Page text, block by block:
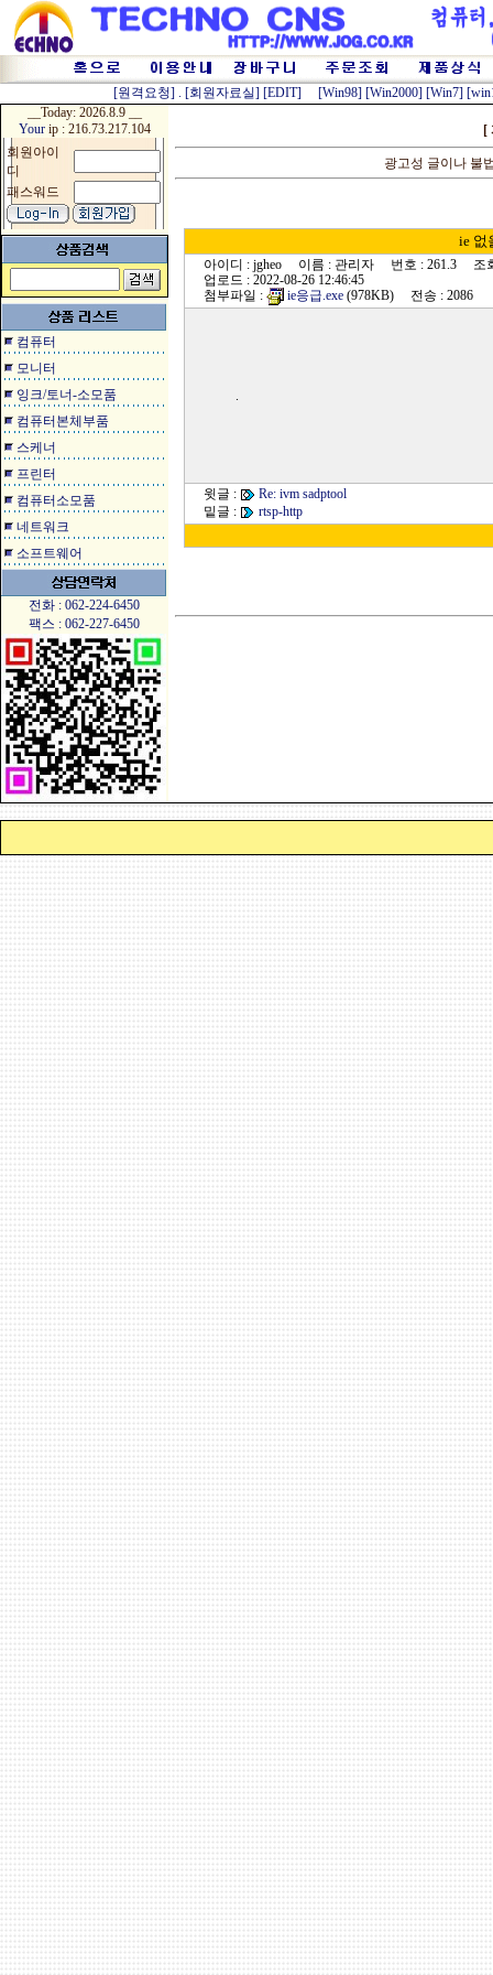
[원격요청] . [회원자료실] [EDIT] [Win98] [Win2000] [Win7]
__Today: 2026.8.9 __
Your ip : 216.73.217.104
회원아이
디
패스워드
컴퓨터
모니터
잉크/토너-소모품
컴퓨터본체부품
스케너
프린터
컴퓨터소모품
네트워크
소프트웨어
전화 : 062-224-6450
팩스 : 062-227-6450
[
광고성 글이나 불
ie 없
아이디 : jgheo 이름 : 관리자 번호 : 261.3 조
업로드 : 2022-08-26 12:46:45
첨부파일 :
ie응급.exe(978KB) 전송 : 2086
.
윗글 :
Re: ivm sadptool
밑글 :
rtsp-http